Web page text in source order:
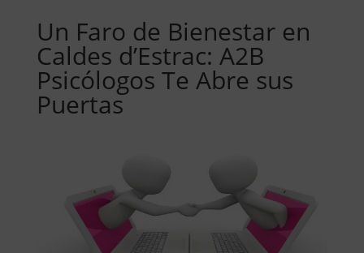
Un Faro de Bienestar en
Caldes d’Estrac: A2B
Psicólogos Te Abre sus
Puertas